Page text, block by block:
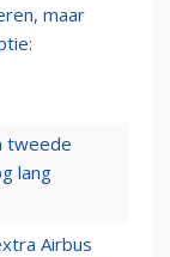
maar
tweede
lang
Airbus